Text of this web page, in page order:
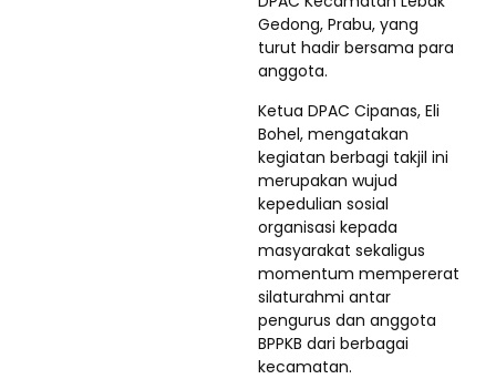
Gedong, Prabu, yang
turut hadir bersama para
anggota.
Ketua DPAC Cipanas, Eli
Bohel, mengatakan
kegiatan berbagi takjil ini
merupakan wujud
kepedulian sosial
organisasi kepada
masyarakat sekaligus
momentum mempererat
silaturahmi antar
pengurus dan anggota
BPPKB dari berbagai
kecamatan.